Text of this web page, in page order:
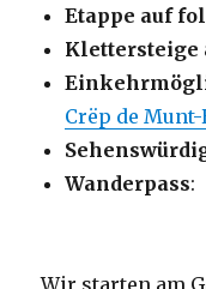
Etappe auf
Klettersteige
Crëp de
Wanderpass: